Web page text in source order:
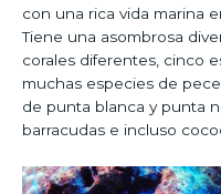
con una rica vida marina
Tiene una asombrosa
corales diferentes, cinco
muchas especies de
de punta blanca y punta
barracudas e incluso